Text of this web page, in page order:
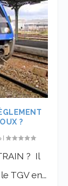
?
|
? Il
TGV en...